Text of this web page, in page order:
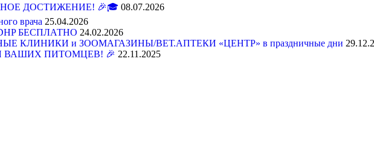
ДОСТИЖЕНИЕ! 🎉🎓 08.07.2026
врача 25.04.2026
DHP БЕСПЛАТНО 24.02.2026
КЛИНИКИ и ЗООМАГАЗИНЫ/ВЕТ.АПТЕКИ «ЦЕНТР» в праздничные дни
ВАШИХ ПИТОМЦЕВ! 🎉 22.11.2025